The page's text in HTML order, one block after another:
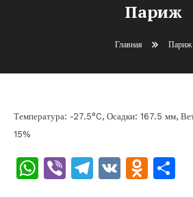
Париж
Главная Париж
Температура: -27.5°C, Осадки: 167.5 мм,
15%
WhatsApp
ViberTelegram
VK